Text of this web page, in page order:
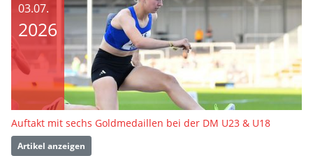
03.07.
2026
Auftakt mit sechs Goldmedaillen bei der DM U23 & U18
Artikel anzeigen